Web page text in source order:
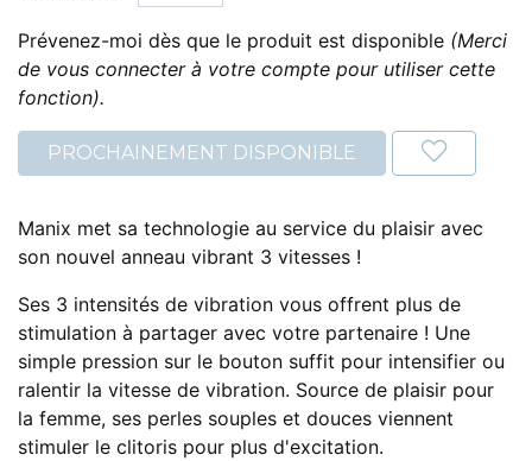
Prévenez-moi dès que le produit est disponible (Merci
de vous connecter à votre compte pour utiliser cette
fonction).
PROCHAINEMENT DISPONIBLE
Manix met sa technologie au service du plaisir avec
son nouvel anneau vibrant 3 vitesses !
Ses 3 intensités de vibration vous offrent plus de
stimulation à partager avec votre partenaire ! Une
simple pression sur le bouton suffit pour intensifier ou
ralentir la vitesse de vibration. Source de plaisir pour
la femme, ses perles souples et douces viennent
stimuler le clitoris pour plus d'excitation.